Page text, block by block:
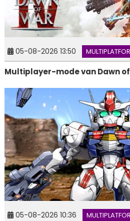
05-08-2026 13:50
Multiplayer-mode van Dawn
05-08-2026 10:36